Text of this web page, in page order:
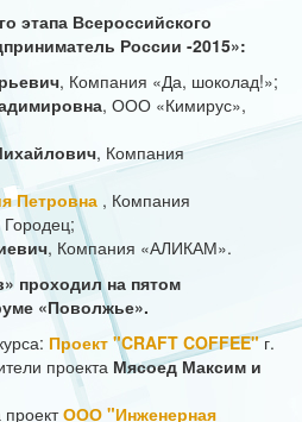
этапа Всероссийского
России -2015»:
, Компания «Да, шоколад!»;
, ООО «Кимирус»,
, Компания
Петровна , Компания
, Компания «АЛИКАМ».
проходил на пятом
«Поволжье».
Проект "CRAFT COFFEE" г.
проекта Мясоед Максим и
ООО "Инженерная